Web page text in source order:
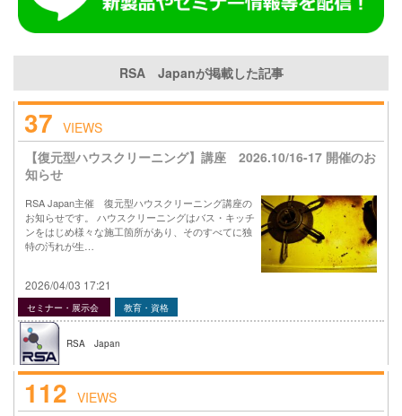
RSA Japanが掲載した記事
37 VIEWS
【復元型ハウスクリーニング】講座 2026.10/16-17 開催のお
知らせ
RSA Japan主催 復元型ハウスクリーニング講座の
お知らせです。 ハウスクリーニングはバス・キッチ
ンをはじめ様々な施工箇所があり、そのすべてに独
特の汚れが生…
2026/04/03 17:21
セミナー・展示会 教育・資格
RSA Japan
112 VIEWS